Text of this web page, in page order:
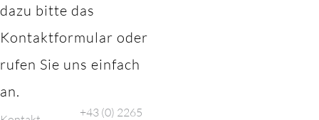
dazu bitte das
Kontaktformular oder
rufen Sie uns einfach
an.
+43 (0) 2265